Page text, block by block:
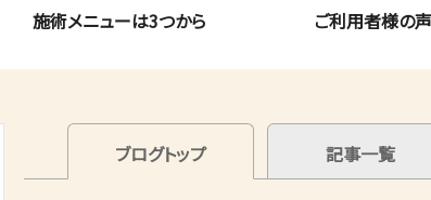
施術メニューは3つから ご利用者様の声
ブログトップ 記事一覧